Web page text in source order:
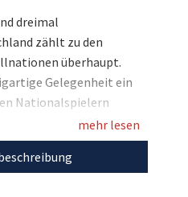
dreimal
zählt zu den
überhaupt.
Gelegenheit ein
Nationalspielern
zum 125-
zu ersteigern. Unter
wie Joshua
mehr lesen